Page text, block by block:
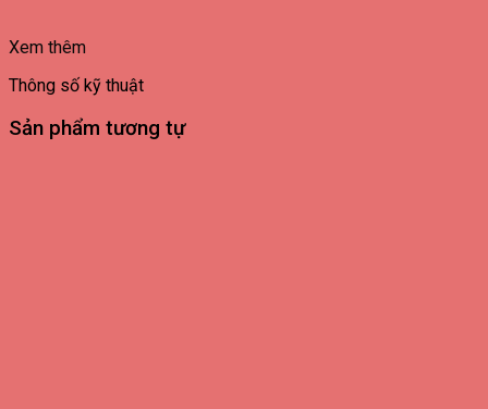
Xem thêm
Thông số kỹ thuật
Sản phẩm tương tự